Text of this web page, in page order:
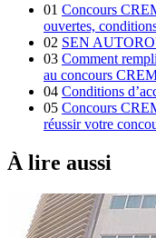
01 Concours
ouvertes,
02 SEN
03 Comment
au concours
04 Conditions
05 Concours
réussir votre
À lire aussi